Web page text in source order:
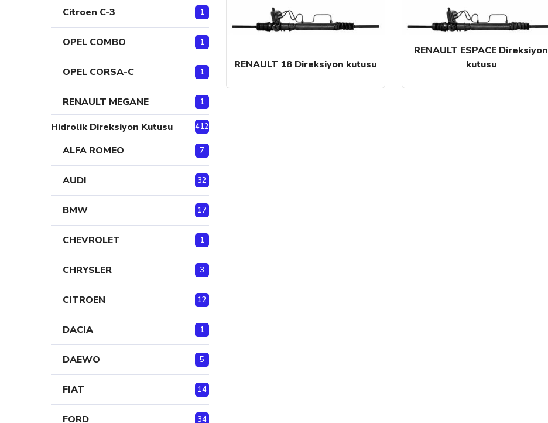
RENAULT 18 Direksiyon kutusu
RENAULT ESPACE Direksiyon
kutusu
Citroen C-3 1
OPEL COMBO 1
OPEL CORSA-C 1
RENAULT MEGANE 1
Hidrolik Direksiyon Kutusu 412
ALFA ROMEO 7
AUDI 32
BMW 17
CHEVROLET 1
CHRYSLER 3
CITROEN 12
DACIA 1
DAEWO 5
FIAT 14
FORD 34